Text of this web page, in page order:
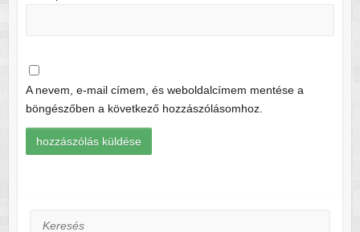
A nevem, e-mail címem, és weboldalcímem mentése a
böngészőben a következő hozzászólásomhoz.
Keresés